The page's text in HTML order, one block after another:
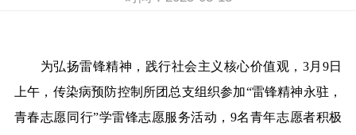
为弘扬雷锋精神，践行社会主义核心价值观，3月9日
上午，传染病预防控制所团总支组织参加“雷锋精神永驻，
青春志愿同行”学雷锋志愿服务活动，9名青年志愿者积极